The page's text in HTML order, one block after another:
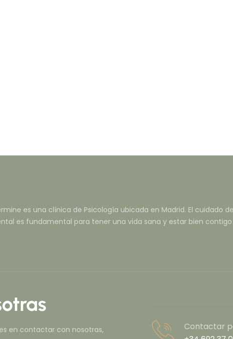
es una clínica de Psicología ubicada en Madrid. El cuidado
es fundamental para tener una vida sana y estar bien contigo
en contactar con nosotras,
Contactar